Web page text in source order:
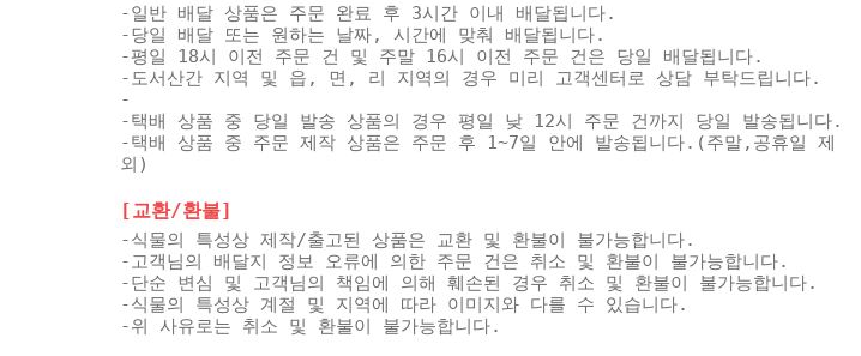
-일반 배달 상품은 주문 완료 후 3시간 이내 배달됩니다.
-당일 배달 또는 원하는 날짜, 시간에 맞춰 배달됩니다.
-평일 18시 이전 주문 건 및 주말 16시 이전 주문 건은 당일 배달됩니다.
-도서산간 지역 및 읍, 면, 리 지역의 경우 미리 고객센터로 상담 부탁드립니다.
-
-택배 상품 중 당일 발송 상품의 경우 평일 낮 12시 주문 건까지 당일 발송됩니다.
-택배 상품 중 주문 제작 상품은 주문 후 1~7일 안에 발송됩니다.(주말,공휴일 제
외)
[교환/환불]
-식물의 특성상 제작/출고된 상품은 교환 및 환불이 불가능합니다.
-고객님의 배달지 정보 오류에 의한 주문 건은 취소 및 환불이 불가능합니다.
-단순 변심 및 고객님의 책임에 의해 훼손된 경우 취소 및 환불이 불가능합니다.
-식물의 특성상 계절 및 지역에 따라 이미지와 다를 수 있습니다.
-위 사유로는 취소 및 환불이 불가능합니다.